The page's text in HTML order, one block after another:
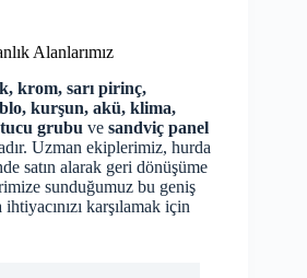
Alanlarımız
krom, sarı pirinç,
kurşun, akü, klima,
grubu ve sandviç panel
Uzman ekiplerimiz, hurda
satın alarak geri dönüşüme
sunduğumuz bu geniş
karşılamak için